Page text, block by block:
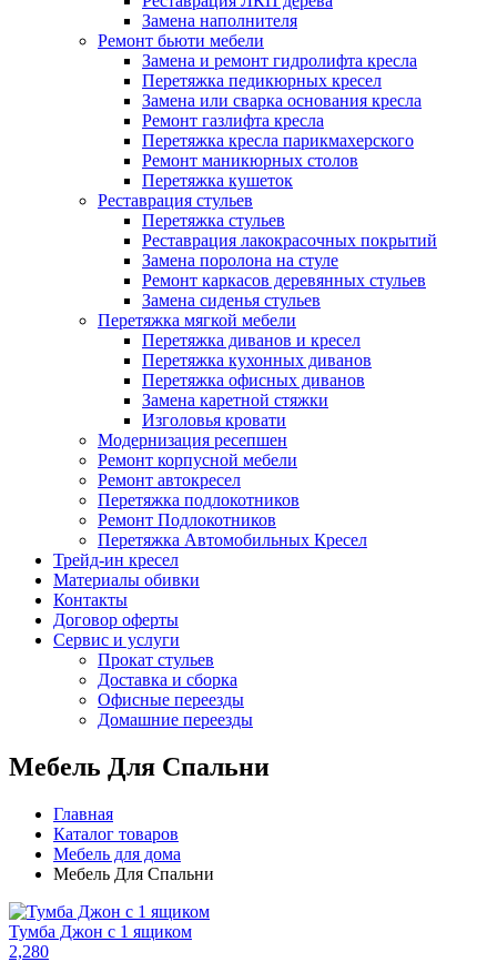
Замена наполнителя
Ремонт бьюти мебели
Замена и ремонт гидролифта кресла
Перетяжка педикюрных кресел
Замена или сварка основания кресла
Ремонт газлифта кресла
Перетяжка кресла парикмахерского
Ремонт маникюрных столов
Перетяжка кушеток
Реставрация стульев
Перетяжка стульев
Реставрация лакокрасочных покрытий
Замена поролона на стуле
Ремонт каркасов деревянных стульев
Замена сиденья стульев
Перетяжка мягкой мебели
Перетяжка диванов и кресел
Перетяжка кухонных диванов
Перетяжка офисных диванов
Замена каретной стяжки
Изголовья кровати
Модернизация ресепшен
Ремонт корпусной мебели
Ремонт автокресел
Перетяжка подлокотников
Ремонт Подлокотников
Перетяжка Автомобильных Кресел
Трейд-ин кресел
Материалы обивки
Контакты
Договор оферты
Сервис и услуги
Прокат стульев
Доставка и сборка
Офисные переезды
Домашние переезды
Мебель Для Спальни
Главная
Каталог товаров
Мебель для дома
Мебель Для Спальни
Тумба Джон с 1 ящиком
2,280